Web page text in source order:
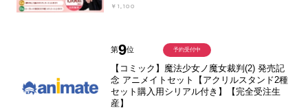
￥1,100
第9位
【コミック】魔法少女ノ魔女裁判(2) 発売記
念 アニメイトセット【アクリルスタンド2種
セット購入用シリアル付き】【完全受注生
産】
予約受付中